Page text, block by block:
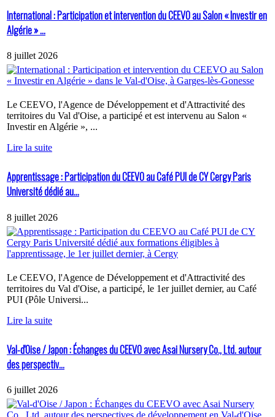
International : Participation et intervention du CEEVO au Salon « Investir en
Algérie » ...
8 juillet 2026
Le CEEVO, l'Agence de Développement et d'Attractivité des
territoires du Val d'Oise, a participé et est intervenu au Salon «
Investir en Algérie », ...
Lire la suite
Apprentissage : Participation du CEEVO au Café PUI de CY Cergy Paris
Université dédié au...
8 juillet 2026
Le CEEVO, l'Agence de Développement et d'Attractivité des
territoires du Val d'Oise, a participé, le 1er juillet dernier, au Café
PUI (Pôle Universi...
Lire la suite
Val-d'Oise / Japon : Échanges du CEEVO avec Asai Nursery Co., Ltd. autour
des perspectiv...
6 juillet 2026